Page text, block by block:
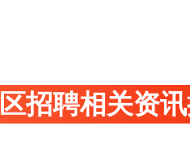
招聘相关资